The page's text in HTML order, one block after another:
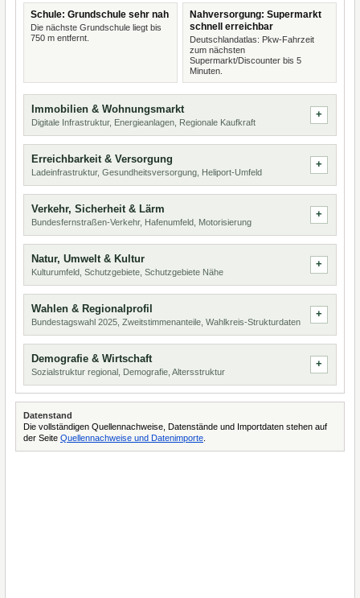
Schule: Grundschule sehr nah
Die nächste Grundschule liegt bis
750 m entfernt.
Nahversorgung: Supermarkt
schnell erreichbar
Deutschlandatlas: Pkw-Fahrzeit
zum nächsten
Supermarkt/Discounter bis 5
Minuten.
Immobilien & Wohnungsmarkt
Digitale Infrastruktur, Energieanlagen, Regionale Kaufkraft
Erreichbarkeit & Versorgung
Ladeinfrastruktur, Gesundheitsversorgung, Heliport-Umfeld
Verkehr, Sicherheit & Lärm
Bundesfernstraßen-Verkehr, Hafenumfeld, Motorisierung
Natur, Umwelt & Kultur
Kulturumfeld, Schutzgebiete, Schutzgebiete Nähe
Wahlen & Regionalprofil
Bundestagswahl 2025, Zweitstimmenanteile, Wahlkreis-Strukturdaten
Demografie & Wirtschaft
Sozialstruktur regional, Demografie, Altersstruktur
Datenstand
Die vollständigen Quellennachweise, Datenstände und Importdaten stehen auf
der Seite Quellennachweise und Datenimporte